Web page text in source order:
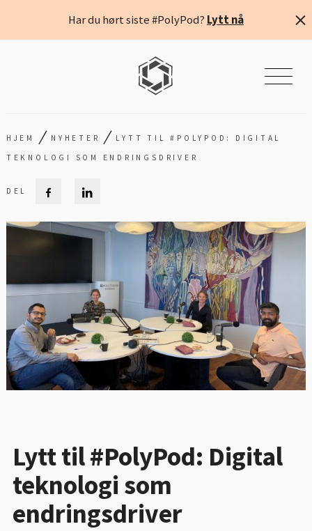
Har du hørt siste #PolyPod? Lytt nå
HJEM / NYHETER / LYTT TIL #POLYPOD: DIGITAL
TEKNOLOGI SOM ENDRINGSDRIVER
Lytt til #PolyPod: Digital
teknologi som
endringsdriver